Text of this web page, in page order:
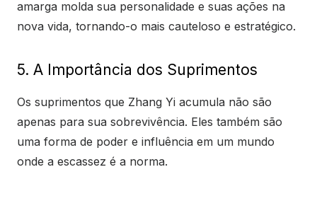
amarga molda sua personalidade e suas ações na
nova vida, tornando-o mais cauteloso e estratégico.
5. A Importância dos Suprimentos
Os suprimentos que Zhang Yi acumula não são
apenas para sua sobrevivência. Eles também são
uma forma de poder e influência em um mundo
onde a escassez é a norma.